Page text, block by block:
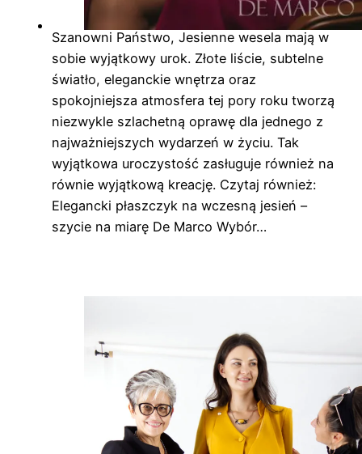
Szanowni Państwo, Jesienne wesela mają w
sobie wyjątkowy urok. Złote liście, subtelne
światło, eleganckie wnętrza oraz
spokojniejsza atmosfera tej pory roku tworzą
niezwykle szlachetną oprawę dla jednego z
najważniejszych wydarzeń w życiu. Tak
wyjątkowa uroczystość zasługuje również na
równie wyjątkową kreację. Czytaj również:
Elegancki płaszczyk na wczesną jesień –
szycie na miarę De Marco Wybór…